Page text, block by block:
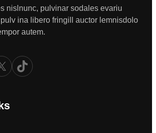
nislnunc, pulvinar sodales evariu
ina libero fringill auctor lemnisdolo
autem.
TikTok